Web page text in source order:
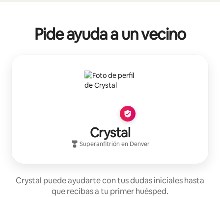
Pide ayuda a un vecino
Crystal
Superanfitrión en Denver
Crystal puede ayudarte con tus dudas iniciales hasta
que recibas a tu primer huésped.